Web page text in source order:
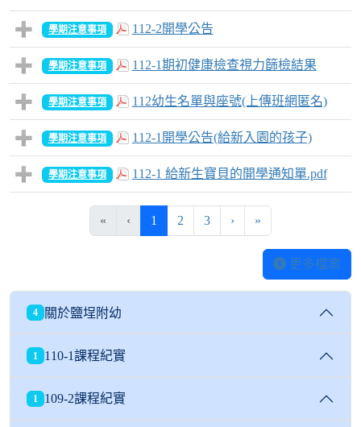
學期注意事項 112-2開學公告
學期注意事項 112-1期初健康檢查視力篩檢結果
學期注意事項 112幼生名單與座號(上傳班網匿名)
學期注意事項 112-1開學公告(給新入園的孩子)
學期注意事項 112-1 給新生寶貝的開學通知單.pdf
« ‹ 1 (目前頁次)
2 3 ›下一頁
»
更多檔案
4 關於鹽埕附幼
1 110-1課程紀實
1 109-2課程紀實